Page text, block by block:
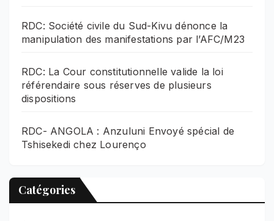
RDC: Société civile du Sud-Kivu dénonce la
manipulation des manifestations par l’AFC/M23
RDC: La Cour constitutionnelle valide la loi
référendaire sous réserves de plusieurs
dispositions
RDC- ANGOLA : Anzuluni Envoyé spécial de
Tshisekedi chez Lourenço
Catégories